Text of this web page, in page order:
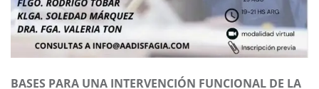
BASES PARA UNA INTERVENCIÓN FUNCIONAL DE LA